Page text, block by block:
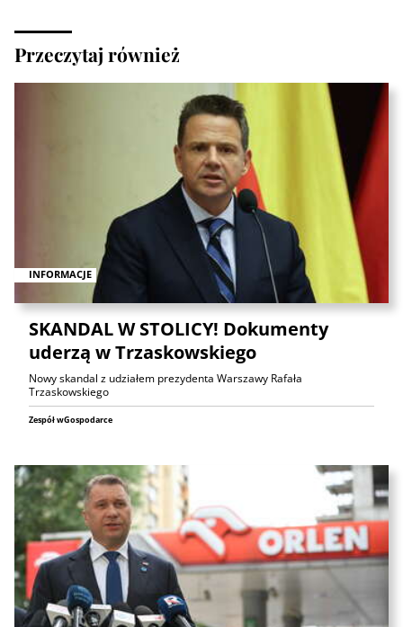
Przeczytaj również
INFORMACJE
SKANDAL W STOLICY! Dokumenty
uderzą w Trzaskowskiego
Nowy skandal z udziałem prezydenta Warszawy Rafała
Trzaskowskiego
Zespół wGospodarce